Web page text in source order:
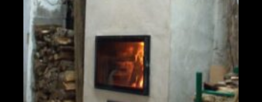
PDM L
Éternoz 25330
Modèle L sans enduit
Saint-Jean-de-Chevelu 73170